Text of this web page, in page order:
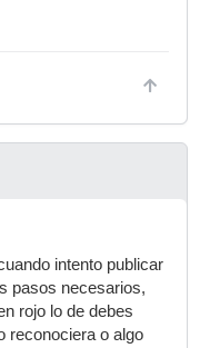
intento publicar
pasos necesarios,
rojo lo de debes
reconociera o algo